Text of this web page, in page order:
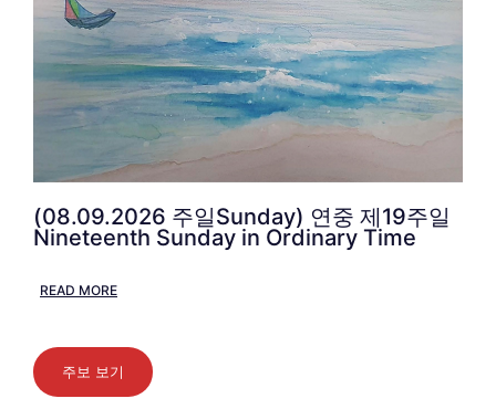
(08.09.2026 주일Sunday) 연중 제19주일
Nineteenth Sunday in Ordinary Time
READ MORE
주보 보기